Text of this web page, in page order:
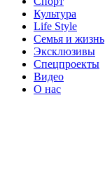
Культура
Life Style
Семья и жизнь
Эксклюзивы
Спецпроекты
Видео
О нас